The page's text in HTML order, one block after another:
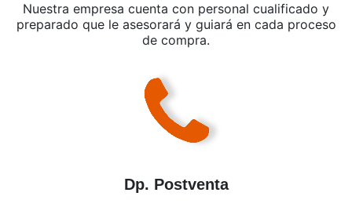
Nuestra empresa cuenta con personal cualificado y
preparado que le asesorará y guiará en cada proceso
de compra.
Dp. Postventa